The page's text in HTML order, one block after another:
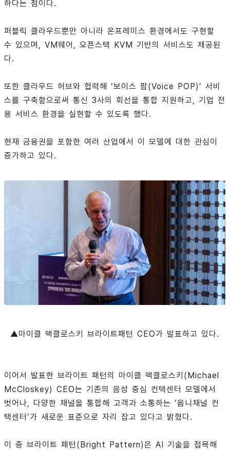
하다는 점이다.
퍼블릭 클라우드뿐만 아니라 온프레미스 환경에서도 구현할
수 있으며, VM웨어, 오픈스택 KVM 기반의 서비스도 제공된
다.
또한 클라우드 허브와 협력해 ‘보이스 팝(Voice POP)’ 서비
스를 구축함으로써 통신 3사의 회선을 통합 지원하고, 기업 전
용 서비스 환경을 실현할 수 있도록 했다.
현재 금융권을 포함한 여러 산업에서 이 모델에 대한 관심이
증가하고 있다.
▲마이클 맥클로스키 브라이트패턴 CEO가 발표하고 있다.
이어서 발표한 브라이트 패턴의 마이클 맥클로스키(Michael
McCloskey) CEO는 기존의 음성 중심 컨택센터 모델에서
벗어나, 다양한 채널을 통합해 고객과 소통하는 ‘옵니채널 컨
택센터’가 새로운 표준으로 자리 잡고 있다고 밝혔다.
이 중 브라이트 패턴(Bright Pattern)은 AI 기술을 접목해